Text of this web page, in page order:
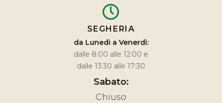
SEGHERIA
da Lunedì a Venerdì:
dalle 8:00 alle 12:00 e
dalle 13:30 alle 17:30
Sabato:
Chiuso